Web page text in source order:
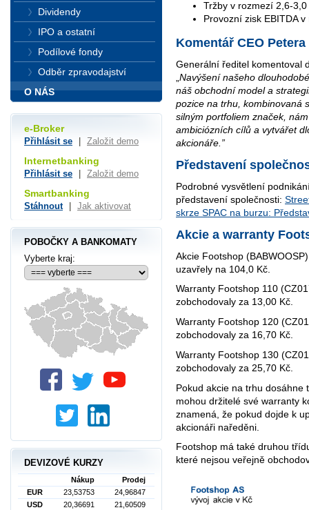
Tržby v rozmezí 2,6-
Provozní zisk EBITDA
Komentář CEO
Generální ředitel komentoval
Navýšení našeho
náš obchodní model a
pozice na trhu, kombinovaná
silným portfoliem značek,
ambiciózních cílů a vytvářet
akcionáře.”
Představení
Podrobné vysvětlení
představení společnosti:
skrze SPAC na burzu:
Akcie a warranty
Akcie Footshop
uzavřely na 104,0 Kč.
Warranty Footshop 110
zobchodovaly za 13,00 Kč.
Warranty Footshop 120
zobchodovaly za 16,70 Kč.
Warranty Footshop 130
zobchodovaly za 25,70 Kč.
Pokud akcie na trhu dosáhne
mohou držitelé své warranty
znamená, že pokud dojde k
akcionáři naředěni.
Footshop má také druhou
které nejsou veřejně
Dividendy
IPO a ostatní
Podílové fondy
Odběr zpravodajství
O NÁS
e-Broker
Přihlásit se Založit demo
Internetbanking
Přihlásit se Založit demo
Smartbanking
Stáhnout Jak aktivovat
POBOČKY A BANKOMATY
Vyberte kraj:
DEVIZOVÉ KURZY
Nákup
Prodej
EUR
23,53753
24,96847
USD
20,36691
21,60509